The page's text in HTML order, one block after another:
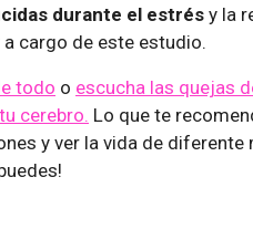
durante el estrésy la
cargo de este estudio.
todo o escucha las quejas
cerebro. Lo que te
y ver la vida de diferente